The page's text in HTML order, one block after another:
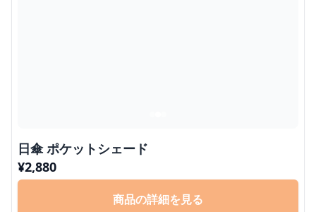
日傘 ポケットシェード
¥2,880
商品の詳細を見る